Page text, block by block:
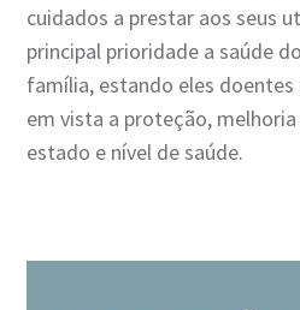
cuidados a prestar aos seus
principal prioridade a saúde
família, estando eles doentes
em vista a proteção,
estado e nível de saúde.